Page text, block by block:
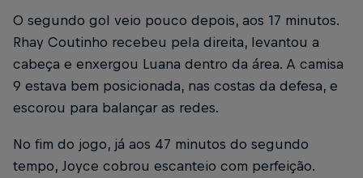
O segundo gol veio pouco depois, aos 17 minutos.
Rhay Coutinho recebeu pela direita, levantou a
cabeça e enxergou Luana dentro da área. A camisa
9 estava bem posicionada, nas costas da defesa, e
escorou para balançar as redes.
No fim do jogo, já aos 47 minutos do segundo
tempo, Joyce cobrou escanteio com perfeição.